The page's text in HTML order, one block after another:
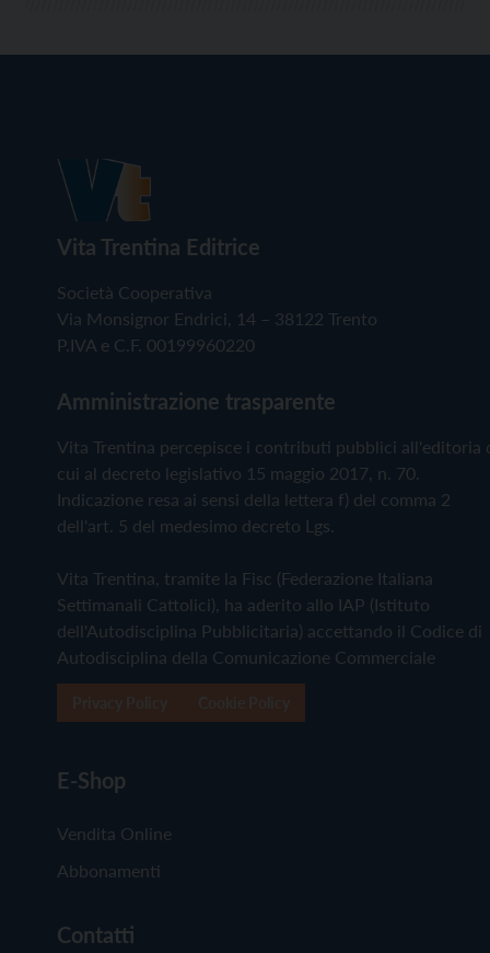
Vita Trentina Editrice
Società Cooperativa
Via Monsignor Endrici, 14 – 38122 Trento
P.IVA e C.F. 00199960220
Amministrazione trasparente
Vita Trentina percepisce i contributi pubblici all'editoria
cui al decreto legislativo 15 maggio 2017, n. 70.
Indicazione resa ai sensi della lettera f) del comma 2
dell'art. 5 del medesimo decreto Lgs.
Vita Trentina, tramite la Fisc (Federazione Italiana
Settimanali Cattolici), ha aderito allo IAP (Istituto
dell'Autodisciplina Pubblicitaria) accettando il Codice di
Autodisciplina della Comunicazione Commerciale
E-Shop
Vendita Online
Abbonamenti
Contatti